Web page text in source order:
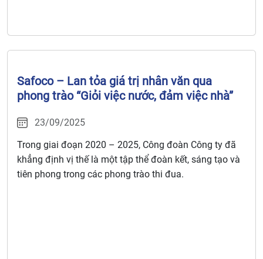
Safoco – Lan tỏa giá trị nhân văn qua
phong trào “Giỏi việc nước, đảm việc nhà”
23/09/2025
Trong giai đoạn 2020 – 2025, Công đoàn Công ty đã
khẳng định vị thế là một tập thể đoàn kết, sáng tạo và
tiên phong trong các phong trào thi đua.